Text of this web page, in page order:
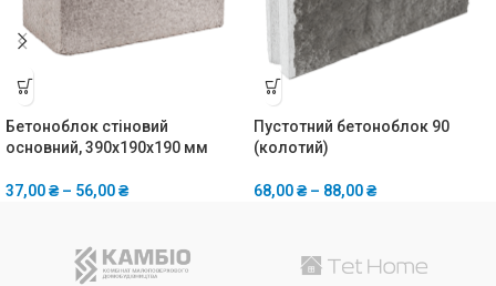
Бетоноблок стіновий
основний, 390x190x190 мм
37,00₴ – 56,00₴
Пустотний бетоноблок 90
(колотий)
68,00₴ – 88,00₴